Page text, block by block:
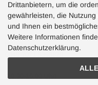
Hotline
Hotline
(10:30-15:00 Uhr)
Drittanbietern, um die
gewährleisten, die
und Ihnen ein
Weitere Informationen
Datenschutzerklärung.